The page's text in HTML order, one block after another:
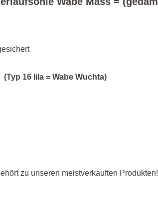
(Typ 16 lila = Wabe Wuchta)
zu unseren meistverkauften Produkten!